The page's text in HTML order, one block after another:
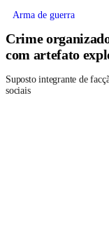
Arma de guerra
Crime
com artefato
Suposto integrante de
sociais